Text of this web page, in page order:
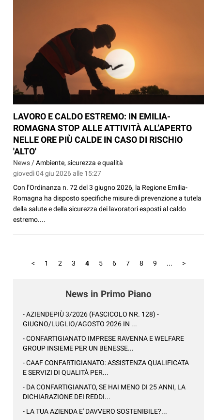
LAVORO E CALDO ESTREMO: IN EMILIA-
ROMAGNA STOP ALLE ATTIVITÀ ALL’APERTO
NELLE ORE PIÙ CALDE IN CASO DI RISCHIO
'ALTO'
News /Ambiente, sicurezza e qualità
giovedì 04 giu 2026 alle 15:27
Con l’Ordinanza n. 72 del 3 giugno 2026, la Regione Emilia-
Romagna ha disposto specifiche misure di prevenzione a tutela
della salute e della sicurezza dei lavoratori esposti al caldo
estremo....
< 1 2 3 4 5 6 7 8 9 ... >
News in Primo Piano
- AZIENDEPIÙ 3/2026 (FASCICOLO NR. 128) -
GIUGNO/LUGLIO/AGOSTO 2026 IN ...
- CONFARTIGIANATO IMPRESE RAVENNA E WELFARE
GROUP INSIEME PER UN BENESSE...
- CAAF CONFARTIGIANATO: ASSISTENZA QUALIFICATA
E SERVIZI DI QUALITÀ PER...
- DA CONFARTIGIANATO, SE HAI MENO DI 25 ANNI, LA
DICHIARAZIONE DEI REDDI...
- LA TUA AZIENDA E' DAVVERO SOSTENIBILE?...